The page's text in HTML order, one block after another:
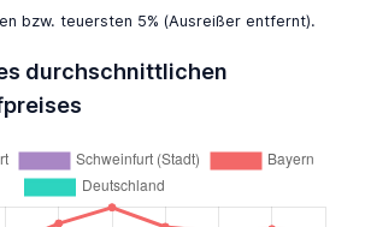
bzw. teuersten 5% (Ausreißer entfernt).
durchschnittlichen